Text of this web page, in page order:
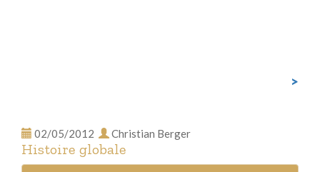
>
02/05/2012 Christian Berger
Histoire globale